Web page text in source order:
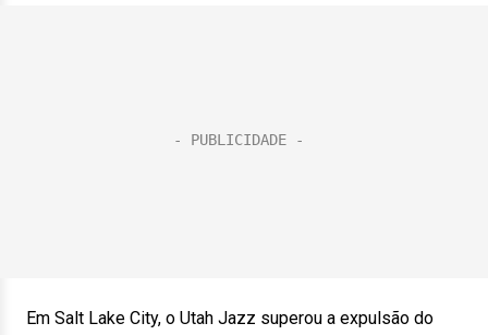
Em Salt Lake City, o Utah Jazz superou a expulsão do